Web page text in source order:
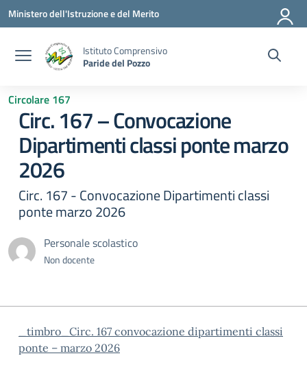
Vai ai contenuti
Vai al menu di navigazione
Vai al footer
Ministero dell'Istruzione e del Merito
Istituto Comprensivo
Paride del Pozzo
Circolare 167
Circ. 167 – Convocazione
Dipartimenti classi ponte marzo
2026
Circ. 167 - Convocazione Dipartimenti classi
ponte marzo 2026
Personale scolastico
Non docente
_timbro_Circ. 167 convocazione dipartimenti classi
ponte – marzo 2026